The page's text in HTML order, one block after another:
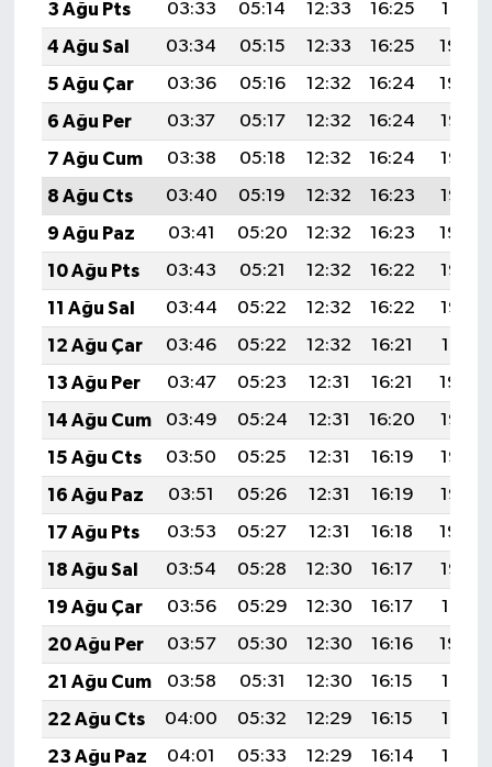
3 Ağu Pts
03:33 05:14 12:33 16:25
19:41
4 Ağu Sal
03:34 05:15 12:33 16:25
19:40
5 Ağu Çar
03:36 05:16 12:32 16:24
19:39
6 Ağu Per
03:37 05:17 12:32 16:24
19:38
7 Ağu Cum
03:38 05:18 12:32 16:24
19:37
8 Ağu Cts
03:40 05:19 12:32 16:23
19:36
9 Ağu Paz
03:41 05:20 12:32 16:23
19:34
10 Ağu Pts
03:43 05:21 12:32 16:22
19:33
11 Ağu Sal
03:44 05:22 12:32 16:22
19:32
12 Ağu Çar
03:46 05:22 12:32 16:21
19:31
13 Ağu Per
03:47 05:23 12:31 16:21
19:29
14 Ağu Cum
03:49 05:24 12:31 16:20
19:28
15 Ağu Cts
03:50 05:25 12:31 16:19
19:27
16 Ağu Paz
03:51 05:26 12:31 16:19
19:25
17 Ağu Pts
03:53 05:27 12:31 16:18
19:24
18 Ağu Sal
03:54 05:28 12:30 16:17
19:23
19 Ağu Çar
03:56 05:29 12:30 16:17
19:21
20 Ağu Per
03:57 05:30 12:30 16:16
19:20
21 Ağu Cum
03:58 05:31 12:30 16:15
19:18
22 Ağu Cts
04:00 05:32 12:29 16:15
19:17
23 Ağu Paz
04:01 05:33 12:29 16:14
19:15